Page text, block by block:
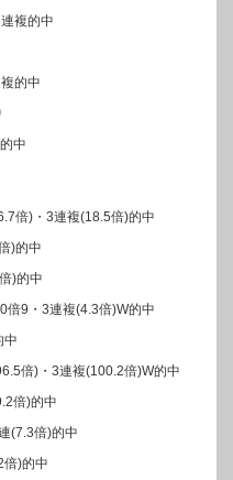
複的中
的中
中
)・3連複(18.5倍)的中
)的中
)的中
9・3連複(4.3倍)W的中
)・3連複(100.2倍)W的中
倍)的中
(7.3倍)的中
)的中